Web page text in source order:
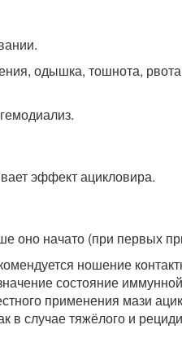
одышка, тошнота,
эффект ацикловира.
оно начато (при первых
ношение
состояние
применения мази
в случае тяжёлого и